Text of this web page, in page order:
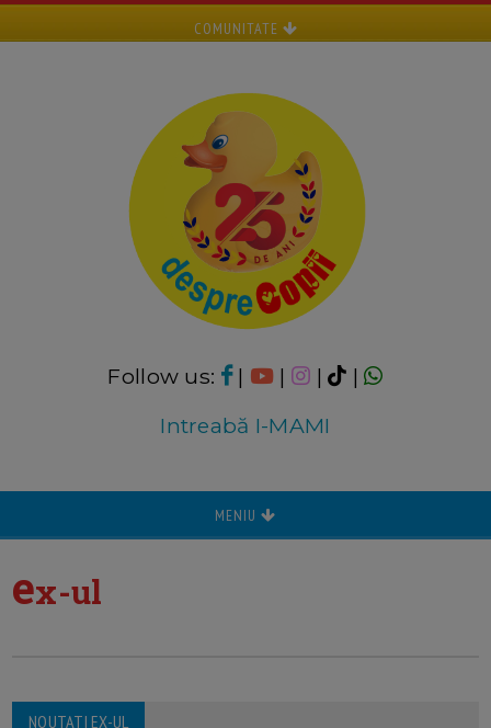
COMUNITATE
Follow us: | | |
|
Intreabă I-MAMI
MENIU
ex-ul
NOUTATI EX-UL